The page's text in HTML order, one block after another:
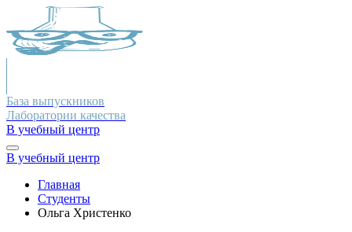
База выпускников
Лаборатории качества
В учебный центр
В учебный центр
Главная
Студенты
Ольга Христенко